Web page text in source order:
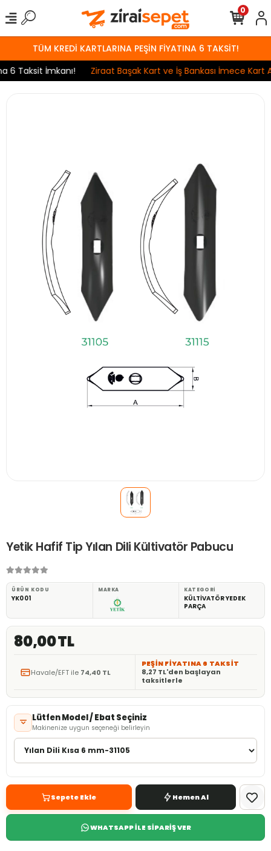
TÜM KREDİ KARTLARINA PEŞİN FİYATINA 6 TAKSİT!
Taksit İmkanı!
Ziraat Başak Kart ve İş Bankası İmece Kart
0
Yetik Hafif Tip Yılan Dili Kültivatör Pabucu
ÜRÜN KODU
YK001
MARKA KATEGORI
KÜLTİVATÖR YEDEK
PARÇA
80,00 TL
Havale/EFT ile 74,40 TL
PEŞİN FİYATINA 6 TAKSİT
8,27 TL'den başlayan
taksitlerle
Lütfen Model / Ebat Seçiniz
Makinenize uygun seçeneği belirleyin
Sepete Ekle Hemen Al
WHATSAPP İLE SİPARİŞ VER